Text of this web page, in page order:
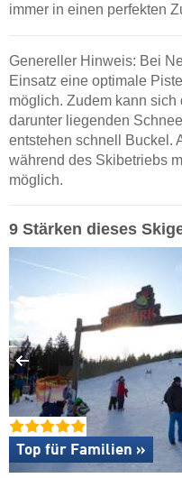
immer in einen perfekten
Genereller Hinweis: Bei
Einsatz eine optimale
möglich. Zudem kann
darunter liegenden
entstehen schnell Buckel.
während des Skibetriebs
möglich.
9 Stärken dieses
Top für Familien »